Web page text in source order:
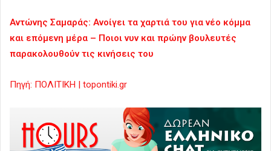
Αντώνης Σαμαράς: Ανοίγει τα χαρτιά του για νέο κόμμα
και επόμενη μέρα – Ποιοι νυν και πρώην βουλευτές
παρακολουθούν τις κινήσεις του
Πηγή: ΠΟΛΙΤΙΚΗ | topontiki.gr